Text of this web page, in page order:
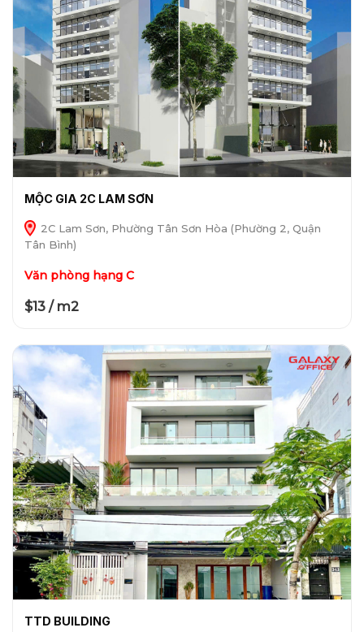
MỘC GIA 2C LAM SƠN
2C Lam Sơn, Phường Tân Sơn Hòa (Phường 2, Quận
Tân Bình)
Văn phòng hạng C
$13 / m2
TTD BUILDING